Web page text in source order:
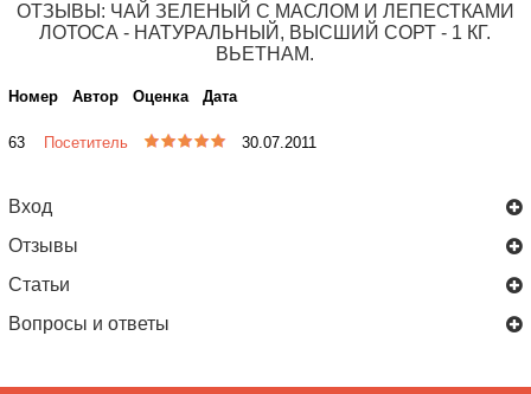
ОТЗЫВЫ: ЧАЙ ЗЕЛЕНЫЙ С МАСЛОМ И ЛЕПЕСТКАМИ
ЛОТОСА - НАТУРАЛЬНЫЙ, ВЫСШИЙ СОРТ - 1 КГ.
ВЬЕТНАМ.
Номер Автор Оценка Дата
63 Посетитель 30.07.2011
Вход
Отзывы
Статьи
Вопросы и ответы